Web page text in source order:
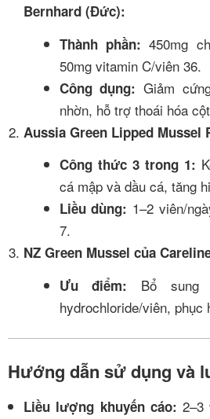
Bernhard (Đức):
Thành phần: 450mg
50mg vitamin C/viên 36.
Công dụng: Giảm
nhờn, hỗ trợ thoái hóa
Aussia Green Lipped Mussel
Công thức 3 trong 1:
cá mập và dầu cá, tăng
Liều dùng: 1–2 viên/
7.
NZ Green Mussel của
Ưu điểm:
Bổ sung
hydrochloride/viên, phục
Hướng dẫn sử dụng và
Liều lượng khuyến cáo: 2–3